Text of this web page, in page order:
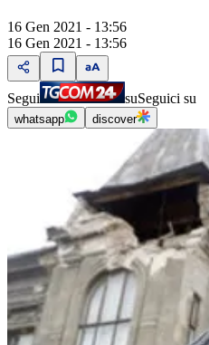
16 Gen 2021 - 13:56
16 Gen 2021 - 13:56
Segui suSeguici su
whatsapp discover